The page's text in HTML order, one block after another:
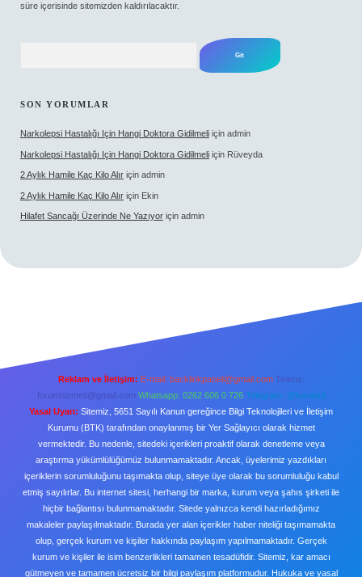
süre içerisinde sitemizden kaldırılacaktır.
SON YORUMLAR
Narkolepsi Hastalığı Için Hangi Doktora Gidilmeli için admin
Narkolepsi Hastalığı Için Hangi Doktora Gidilmeli için Rüveyda
2 Aylık Hamile Kaç Kilo Alır için admin
2 Aylık Hamile Kaç Kilo Alır için Ekin
Hilafet Sancağı Üzerinde Ne Yazıyor için admin
Reklam ve İletişim: E-mail: backlinkpaneli@gmail.com Teams:
forumhizmeti@gmail.com Whatsapp: 0262 606 0 726 Telegram: @karabul
Yasal Uyarı: Sitemiz, 5651 Sayılı Kanun gereğince Bilgi Teknolojileri ve İletişim
Kurumu (BTK) tarafından onaylanmış bir Yer Sağlayıcı olarak hizmet
vermektedir. Bu nedenle, sitedeki içerikleri proaktif olarak denetleme veya
araştırma yükümlülüğümüz bulunmamaktadır. Ancak, üyelerimiz yazdıkları
içeriklerin sorumluluğunu taşımakta olup, siteye üye olarak bu sorumluluğu kabul
etmiş sayılırlar. Bu internet sitesi, herhangi bir marka, kurum veya şahıs şirketi ile
hiçbir bağlantısı bulunmamaktadır. Sitede yalnızca kendi hazırladığımız
makaleler paylaşılmaktadır. Burada yer alan içerikler haber niteliği taşımamakta
olup, gerçek kurum ve kişiler hakkında paylaşım yapılmamaktadır. Gerçek
kurum ve kişiler ile isim benzerlikleri tamamen tesadüfidir. Sitemiz, kar amacı
gütmeyen ve tamamen ücretsiz bir bilgi paylaşım platformudur. Hukuka ve yasal